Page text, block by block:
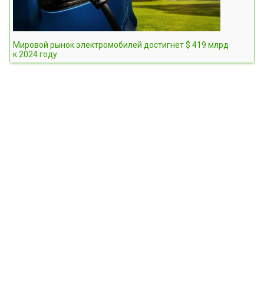
Мировой рынок электромобилей достигнет $ 419 млрд
к 2024 году